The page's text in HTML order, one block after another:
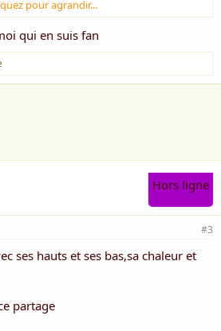
soir d'hiver
guerre
dans l'ouvrage
pour agrandir...
qui en suis fan
Hors ligne
#3
ses hauts et ses bas,sa chaleur et
partage